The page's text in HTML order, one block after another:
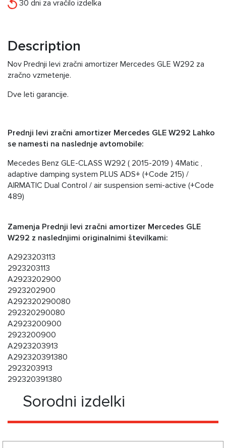
30 dni za vračilo izdelka
Description
Nov Prednji levi zračni amortizer Mercedes GLE W292 za
zračno vzmetenje.
Dve leti garancije.
Prednji levi zračni amortizer Mercedes GLE W292 Lahko
se namesti na naslednje avtomobile:
Mecedes Benz GLE-CLASS W292 ( 2015-2019 ) 4Matic ,
adaptive damping system PLUS ADS+ (+Code 215) /
AIRMATIC Dual Control / air suspension semi-active (+Code
489)
Zamenja Prednji levi zračni amortizer Mercedes GLE
W292 z naslednjimi originalnimi številkami:
A2923203113
2923203113
A2923202900
2923202900
A292320290080
292320290080
A2923200900
2923200900
A2923203913
A292320391380
2923203913
292320391380
Sorodni izdelki